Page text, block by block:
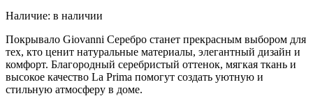
Наличие: в наличии
Покрывало Giovanni Серебро станет прекрасным выбором для
тех, кто ценит натуральные материалы, элегантный дизайн и
комфорт. Благородный серебристый оттенок, мягкая ткань и
высокое качество La Prima помогут создать уютную и
стильную атмосферу в доме.